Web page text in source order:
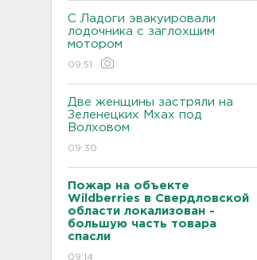
С Ладоги эвакуировали
лодочника с заглохшим
мотором
09:51
Две женщины застряли на
Зеленецких Мхах под
Волховом
09:30
Пожар на объекте
Wildberries в Свердловской
области локализован -
большую часть товара
спасли
09:14